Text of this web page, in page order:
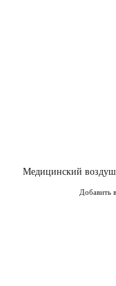
Медицинский
Добавить